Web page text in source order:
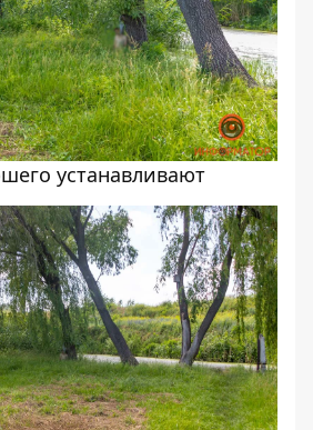
устанавливают